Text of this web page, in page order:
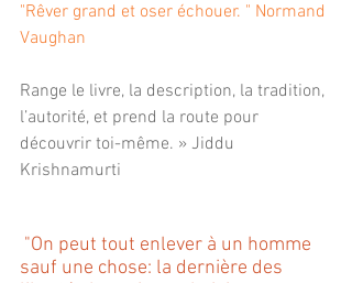
"Rêver grand et oser échouer. " Normand
Vaughan
Range le livre, la description, la tradition,
l’autorité, et prend la route pour
découvrir toi-même. » Jiddu
Krishnamurti
"On peut tout enlever à un homme
sauf une chose: la dernière des